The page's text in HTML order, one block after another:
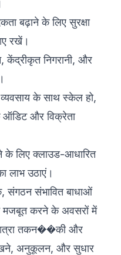
बढ़ाने के लिए सुरक्षा
रखें।
केंद्रीकृत निगरानी, और
के साथ स्केल हो,
ऑडिट और विक्रेता
के लिए क्लाउड-आधारित
लाभ उठाएं।
संगठन संभावित बाधाओं
मजबूत करने के अवसरों में
तकन��की और
अनुकूलन, और सुधार